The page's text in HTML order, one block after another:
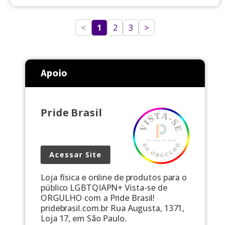
brincou com situação de sua vida pessoal,
escolheu usar um meme bem utilizado nas […]
< 1 2 3 >
Apoio
Pride Brasil
Acessar Site
Loja física e online de produtos para o
público LGBTQIAPN+ Vista-se de
ORGULHO com a Pride Brasil!
pridebrasil.com.br Rua Augusta, 1371,
Loja 17, em São Paulo.